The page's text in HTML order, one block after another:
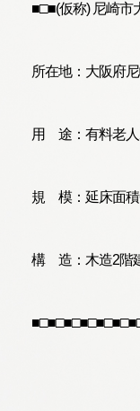
■□■(仮称) 尼崎市
所在地：大阪府
用 途：有料老人
規 模：延床面
構 造：木造2階